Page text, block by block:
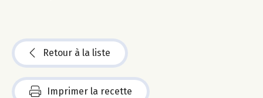
Retour à la liste
Imprimer la recette